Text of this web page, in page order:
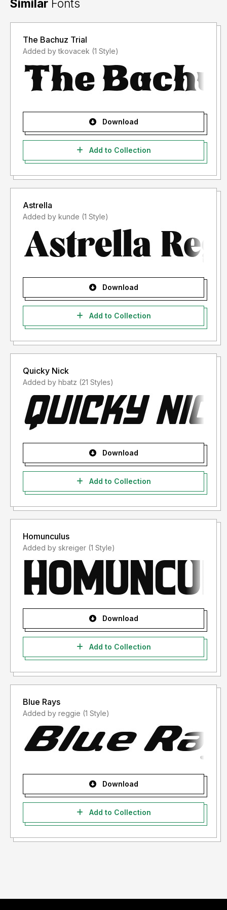
Similar Fonts
The Bachuz Trial
Added by tkovacek (1 Style)
Download
Add to Collection
Astrella
Added by kunde (1 Style)
Download
Add to Collection
Quicky Nick
Added by hbatz (21 Styles)
Download
Add to Collection
Homunculus
Added by skreiger (1 Style)
Download
Add to Collection
Blue Rays
Added by reggie (1 Style)
Download
Add to Collection